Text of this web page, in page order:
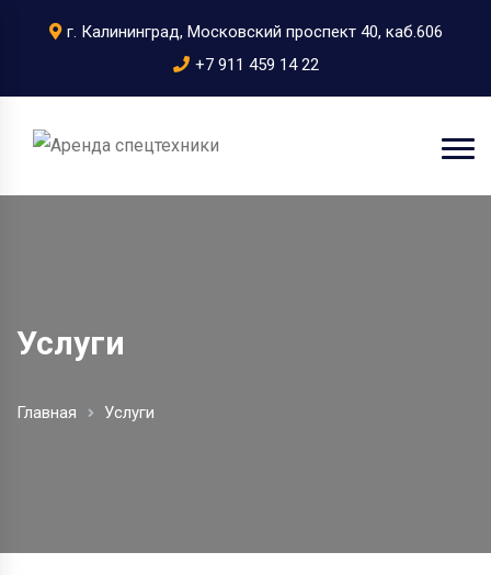
г. Калининград, Московский проспект 40, каб.606
+7 911 459 14 22
Услуги
Главная Услуги